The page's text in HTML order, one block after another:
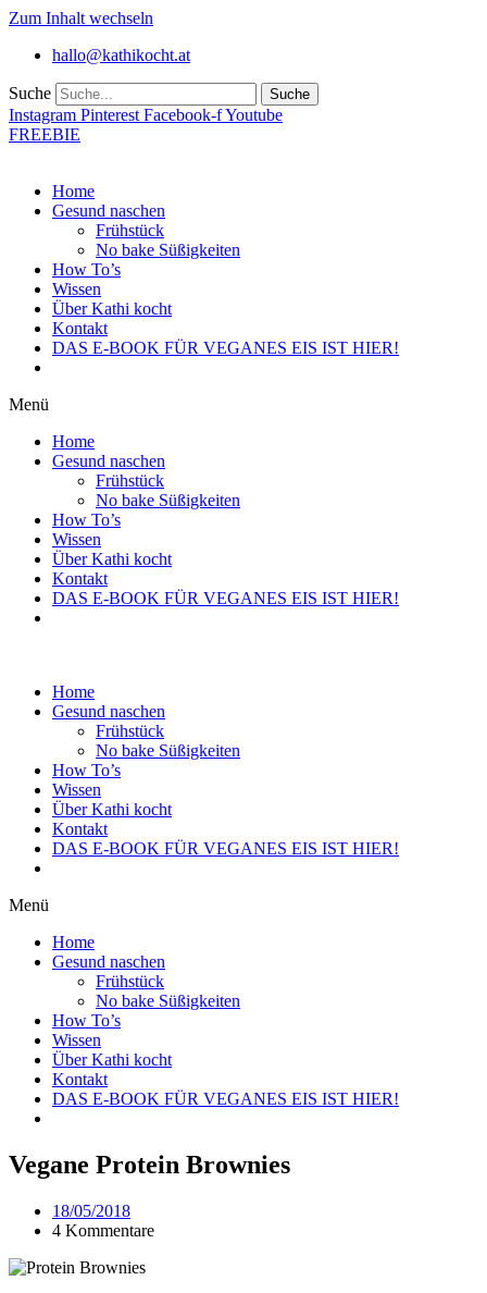
Zum Inhalt wechseln
hallo@kathikocht.at
Suche Suche
Instagram Pinterest Facebook-fYoutube
FREEBIE
Home
Gesund naschen
Frühstück
No bake Süßigkeiten
How To’s
Wissen
Über Kathi kocht
Kontakt
DAS E-BOOK FÜR VEGANES EIS IST HIER!
Menü
Home
Gesund naschen
Frühstück
No bake Süßigkeiten
How To’s
Wissen
Über Kathi kocht
Kontakt
DAS E-BOOK FÜR VEGANES EIS IST HIER!
Home
Gesund naschen
Frühstück
No bake Süßigkeiten
How To’s
Wissen
Über Kathi kocht
Kontakt
DAS E-BOOK FÜR VEGANES EIS IST HIER!
Menü
Home
Gesund naschen
Frühstück
No bake Süßigkeiten
How To’s
Wissen
Über Kathi kocht
Kontakt
DAS E-BOOK FÜR VEGANES EIS IST HIER!
Vegane Protein Brownies
18/05/2018
4 Kommentare